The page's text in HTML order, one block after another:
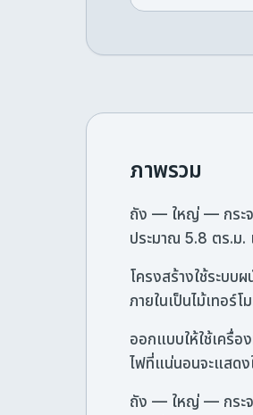
ภาพรวม
ถัง — ใหญ่ — กระจ
ประมาณ 5.8 ตร.ม.
โครงสร้างใช้ระบ
ภายในเป็นไม้เทอร์
ออกแบบให้ใช้เครื่อ
ไฟที่แน่นอนจะแสด
ถัง — ใหญ่ — กระจ